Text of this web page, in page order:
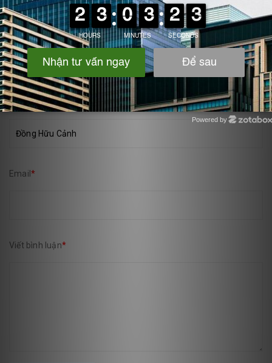
VIẾT BÌNH LUẬN CỦA BẠN:
Họ và tên*
Email *
Viết bình luận*
Powered by